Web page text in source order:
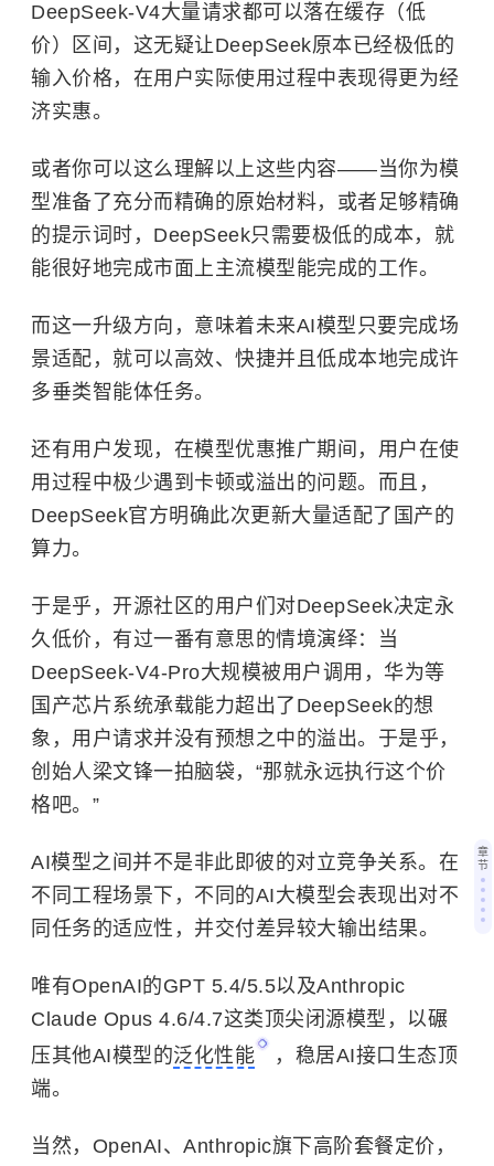
DeepSeek-V4大量请求都可以落在缓存（低
价）区间，这无疑让DeepSeek原本已经极低的
输入价格，在用户实际使用过程中表现得更为经
济实惠。
或者你可以这么理解以上这些内容——当你为模
型准备了充分而精确的原始材料，或者足够精确
的提示词时，DeepSeek只需要极低的成本，就
能很好地完成市面上主流模型能完成的工作。
而这一升级方向，意味着未来AI模型只要完成场
景适配，就可以高效、快捷并且低成本地完成许
多垂类智能体任务。
还有用户发现，在模型优惠推广期间，用户在使
用过程中极少遇到卡顿或溢出的问题。而且，
DeepSeek官方明确此次更新大量适配了国产的
算力。
于是乎，开源社区的用户们对DeepSeek决定永
久低价，有过一番有意思的情境演绎：当
DeepSeek-V4-Pro大规模被用户调用，华为等
国产芯片系统承载能力超出了DeepSeek的想
象，用户请求并没有预想之中的溢出。于是乎，
创始人梁文锋一拍脑袋，“那就永远执行这个价
格吧。”
AI模型之间并不是非此即彼的对立竞争关系。在
不同工程场景下，不同的AI大模型会表现出对不
同任务的适应性，并交付差异较大输出结果。
唯有OpenAI的GPT 5.4/5.5以及Anthropic
Claude Opus 4.6/4.7这类顶尖闭源模型，以碾
压其他AI模型的泛化性能
，稳居AI接口生态顶
端。
当然，OpenAI、Anthropic旗下高阶套餐定价，
章
节